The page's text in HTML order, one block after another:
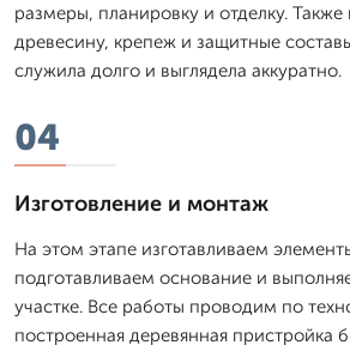
размеры, планировку и отделку.
древесину, крепеж и защитные
служила долго и выглядела аккуратно.
04
Изготовление и монтаж
На этом этапе изготавливаем
подготавливаем основание и
участке. Все работы проводим по
построенная деревянная пристройка